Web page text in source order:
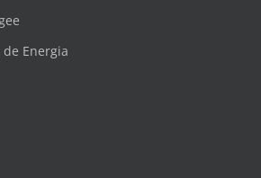
de Energia